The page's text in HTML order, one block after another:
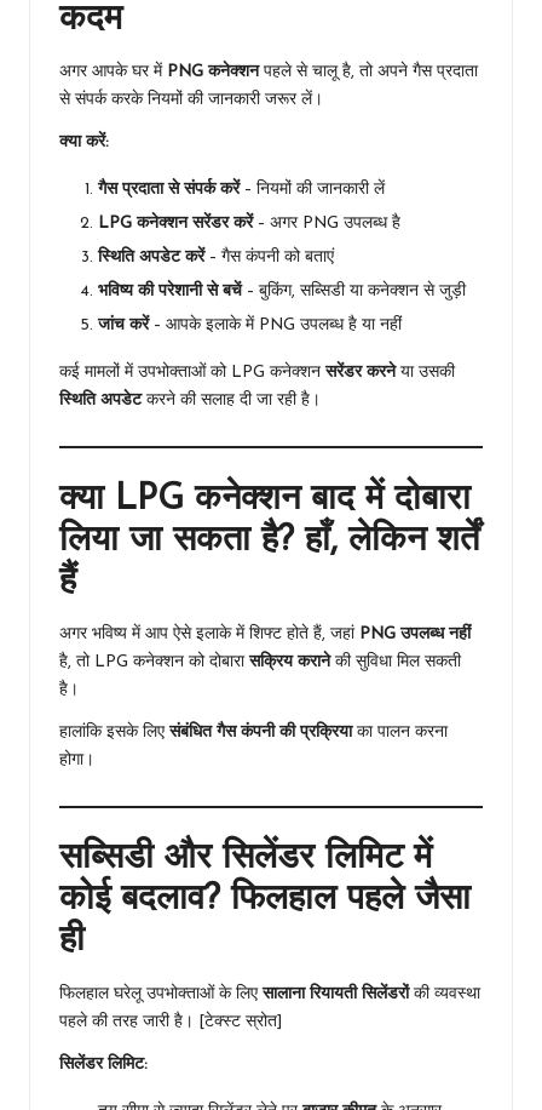
कदम
अगर आपके घर में PNG कनेक्शनपहले से चालू है, तो अपने गैस प्रदाता
से संपर्क करके नियमों की जानकारी जरूर लें।
क्या करें:
गैस प्रदाता से संपर्क करें– नियमों की जानकारी लें
LPG कनेक्शन सरेंडर करें– अगर PNG उपलब्ध है
स्थिति अपडेट करें– गैस कंपनी को बताएं
भविष्य की परेशानी से बचें– बुकिंग, सब्सिडी या कनेक्शन से जुड़ी
जांच करें– आपके इलाके में PNG उपलब्ध है या नहीं
कई मामलों में उपभोक्ताओं को LPG कनेक्शन सरेंडर करनेया उसकी
स्थिति अपडेटकरने की सलाह दी जा रही है।
क्या LPG कनेक्शन बाद में दोबारा
लिया जा सकता है? हाँ, लेकिन शर्तें
हैं
अगर भविष्य में आप ऐसे इलाके में शिफ्ट होते हैं, जहां PNG उपलब्ध नहीं
है, तो LPG कनेक्शन को दोबारासक्रिय करानेकी सुविधा मिल सकती
है।
हालांकि इसके लिएसंबंधित गैस कंपनी की प्रक्रियाका पालन करना
होगा।
सब्सिडी और सिलेंडर लिमिट में
कोई बदलाव? फिलहाल पहले जैसा
ही
फिलहाल घरेलू उपभोक्ताओं के लिएसालाना रियायती सिलेंडरोंकी व्यवस्था
पहले की तरह जारी है। [टेक्स्ट स्रोत]
सिलेंडर लिमिट: